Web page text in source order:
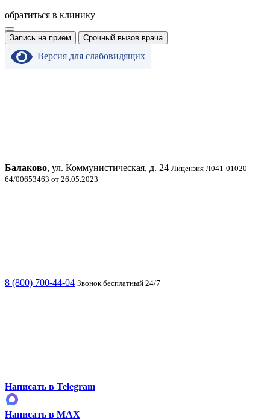
обратиться в клинику
Запись на прием Срочный вызов врача
Версия для слабовидящих
Балаково, ул. Коммунистическая, д. 24 Лицензия Л041-01020-
64/00653463 от 26.05.2023
8 (800) 700-44-04 Звонок бесплатный 24/7
Написать в Telegram
Написать в MAX